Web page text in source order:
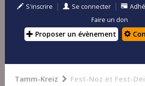
S'inscrire | Se connecter |
Faire un don
Proposer un évènement
Tamm-Kreiz Fest-Noz et Fest-